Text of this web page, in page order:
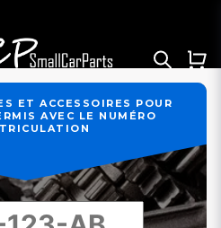
ET ACCESSOIRES POUR
AVEC LE NUMÉRO